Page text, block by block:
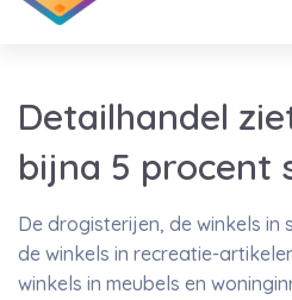
Detailhandel
bijna 5 procent
De drogisterijen, de winkels in
de winkels in recreatie-
winkels in meubels en